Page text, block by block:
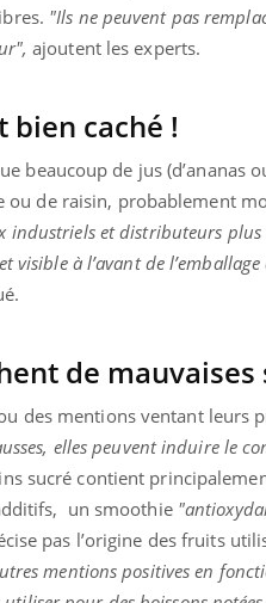
"Ils ne peuvent pas
ajoutent les experts.
caché !
beaucoup de jus (d’ananas
de raisin, probablement
industriels et distributeurs
à l’avant de
de mauvaises
des mentions ventant leurs
elles peuvent induire le
sucré contient
un smoothie
pas l’origine des fruits
mentions positives en